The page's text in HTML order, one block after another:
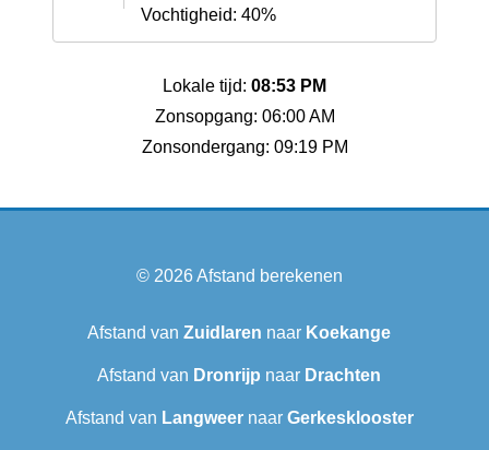
Vochtigheid: 40%
Lokale tijd: 08:53 PM
Zonsopgang: 06:00 AM
Zonsondergang: 09:19 PM
© 2026Afstand berekenen
Afstand van Zuidlaren naar Koekange
Afstand van Dronrijp naar Drachten
Afstand van Langweer‎naar Gerkesklooster